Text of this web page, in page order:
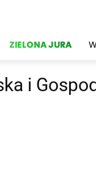
ZIELONA JURA
i